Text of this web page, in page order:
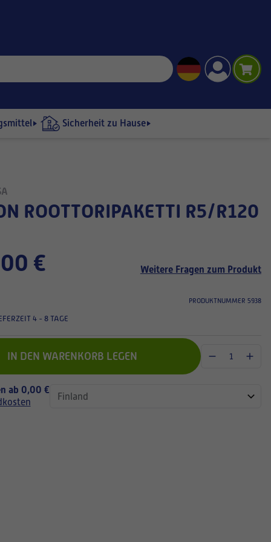
Sicherheit zu Hause
€ Weitere Fragen zum Produkt
PRODUKTNUMMER 5938
4 - 8 TAGE
IN DEN WARENKORB LEGEN
ab 0,00 €